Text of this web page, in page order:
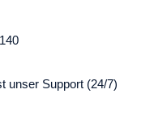
unser Support (24/7)